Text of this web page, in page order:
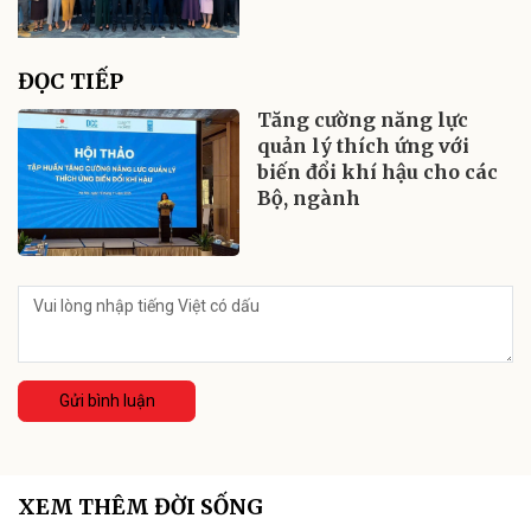
ĐỌC TIẾP
Tăng cường năng lực
quản lý thích ứng với
biến đổi khí hậu cho các
Bộ, ngành
Gửi bình luận
XEM THÊM ĐỜI SỐNG